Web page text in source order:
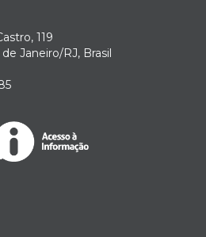
119
Janeiro/RJ, Brasil